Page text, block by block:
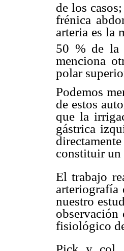
de los
frénica
arteria es la
50 % de la
menciona
polar
Podemos
de estos
que la
gástrica
constituir
El trabajo
arteriografía
nuestro
observación
fisiológico